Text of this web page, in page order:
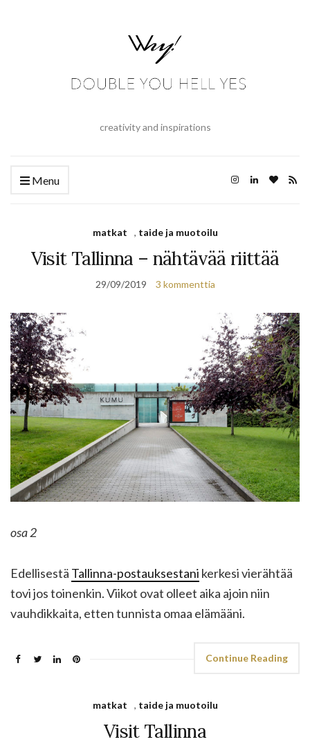
creativity and inspirations
Menu
matkat , taide ja muotoilu
Visit Tallinna – nähtävää riittää
29/09/2019 3 kommenttia
osa 2
Edellisestä Tallinna-postauksestani kerkesi vierähtää
tovi jos toinenkin. Viikot ovat olleet aika ajoin niin
vauhdikkaita, etten tunnista omaa elämääni.
Continue Reading
matkat , taide ja muotoilu
Visit Tallinna